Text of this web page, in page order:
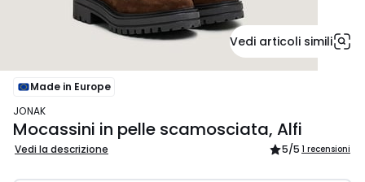
Vedi articoli simili
Made in Europe
JONAK
Mocassini in pelle scamosciata, Alfi
Vedi la descrizione 5/5 1 recensioni